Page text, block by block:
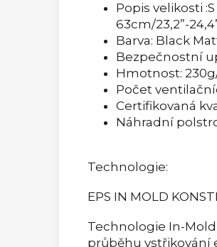
Popis velikosti :S
63cm/23,2”-
Barva: Black
Bezpečnostní
Hmotnost:
Počet
Certifikovaná
Náhradní
Technologie:
EPS IN MOLD
Technologie In-
průběhu vstřikování